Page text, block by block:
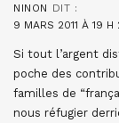
NINON DIT :
9 MARS 2011 À 19 H
Si tout l’argent
poche des
familles de
nous réfugier